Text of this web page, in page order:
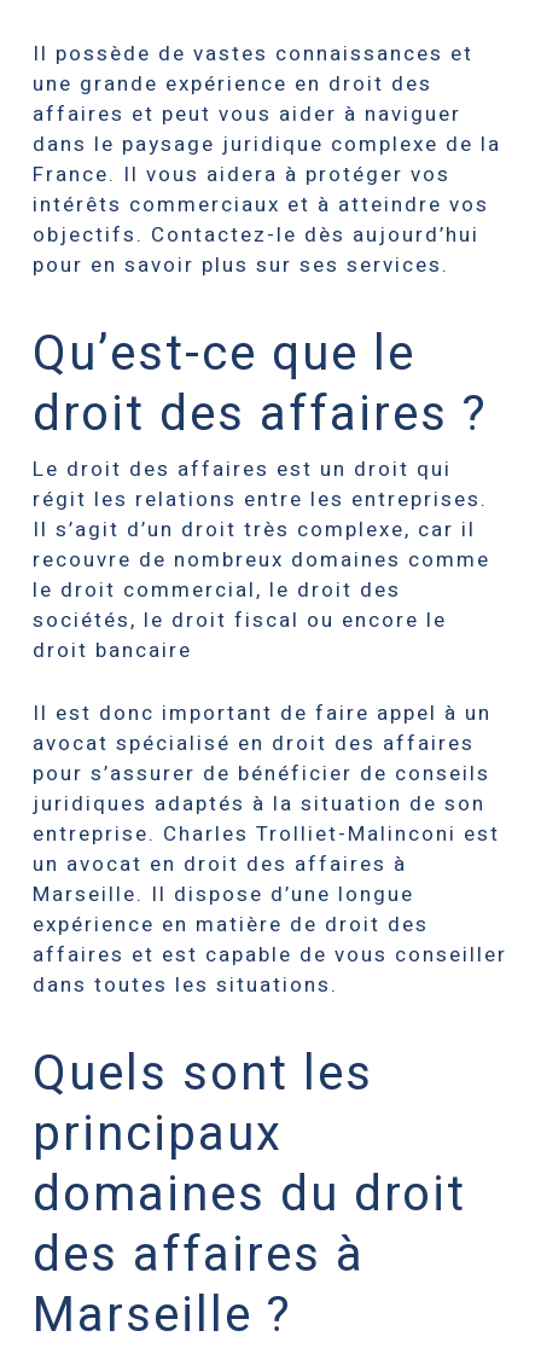
Il possède de vastes connaissances et
une grande expérience en droit des
affaires et peut vous aider à naviguer
dans le paysage juridique complexe de la
France. Il vous aidera à protéger vos
intérêts commerciaux et à atteindre vos
objectifs. Contactez-le dès aujourd’hui
pour en savoir plus sur ses services.
Qu’est-ce que le
droit des affaires ?
Le droit des affaires est un droit qui
régit les relations entre les entreprises.
Il s’agit d’un droit très complexe, car il
recouvre de nombreux domaines comme
le droit commercial, le droit des
sociétés, le droit fiscal ou encore le
droit bancaire
Il est donc important de faire appel à un
avocat spécialisé en droit des affaires
pour s’assurer de bénéficier de conseils
juridiques adaptés à la situation de son
entreprise. Charles Trolliet-Malinconi est
un avocat en droit des affaires à
Marseille. Il dispose d’une longue
expérience en matière de droit des
affaires et est capable de vous conseiller
dans toutes les situations.
Quels sont les
principaux
domaines du droit
des affaires à
Marseille ?